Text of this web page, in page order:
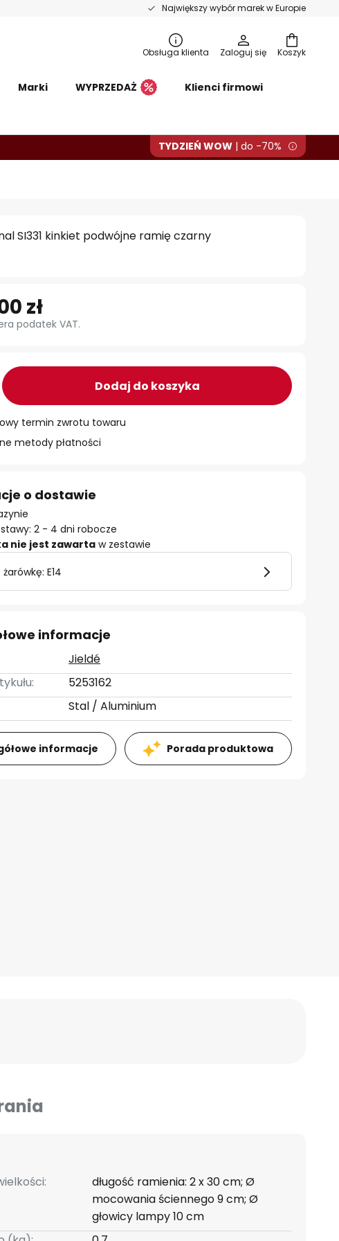
Największy wybór marek w Europie
Koszyk
Obsługa klienta Zaloguj się
Marki WYPRZEDAŻ Klienci firmowi
TYDZIEŃ WOW | do -70%
SI331 kinkiet podwójne ramię czarny
zł
podatek VAT.
Dodaj do koszyka
termin zwrotu towaru
metody płatności
o dostawie
2 - 4 dni robocze
nie jest zawarta w zestawie
E14
informacje
Jieldé
5253162
Stal / Aluminium
informacje Porada produktowa
długość ramienia: 2 x 30 cm; Ø
mocowania ściennego 9 cm; Ø
głowicy lampy 10 cm